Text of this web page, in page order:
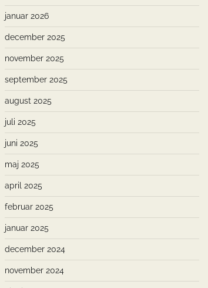
januar 2026
december 2025
november 2025
september 2025
august 2025
juli 2025
juni 2025
maj 2025
april 2025
februar 2025
januar 2025
december 2024
november 2024